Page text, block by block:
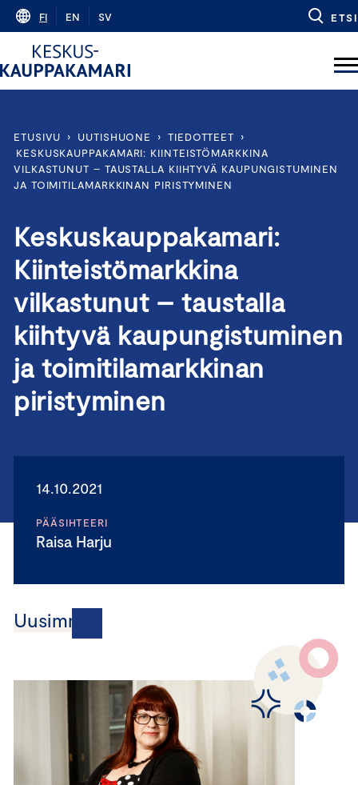
Skip
content
FI EN SV ETSI
ETUSIVU › UUTISHUONE › TIEDOTTEET
›
KESKUSKAUPPAKAMARI: KIINTEISTÖMARKKINA
VILKASTUNUT – TAUSTALLA KIIHTYVÄ KAUPUNGISTUMINEN
JA TOIMITILAMARKKINAN PIRISTYMINEN
Keskuskauppakamari:
Kiinteistömarkkina
vilkastunut – taustalla
kiihtyvä kaupungistuminen
ja toimitilamarkkinan
piristyminen
14.10.2021
PÄÄSIHTEERI
Raisa Harju
Uusimmat